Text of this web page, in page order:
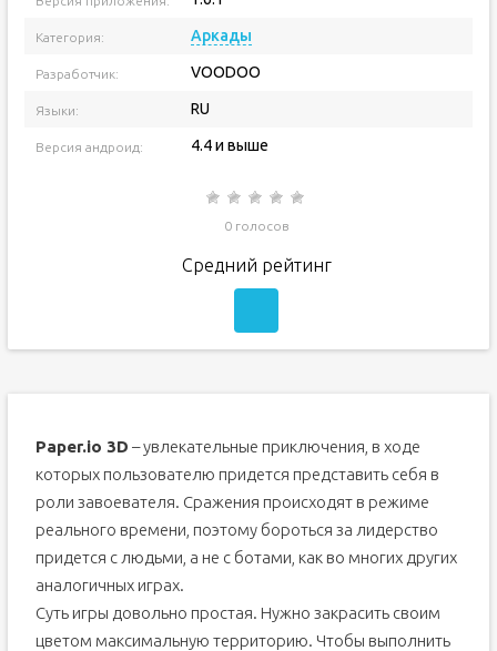
Категория: Аркады
Разработчик: VOODOO
Языки: RU
Версия андроид: 4.4 и выше
0 голосов
Средний рейтинг
Paper.io 3D – увлекательные приключения, в ходе
которых пользователю придется представить себя в
роли завоевателя. Сражения происходят в режиме
реального времени, поэтому бороться за лидерство
придется с людьми, а не с ботами, как во многих других
аналогичных играх.
Суть игры довольно простая. Нужно закрасить своим
цветом максимальную территорию. Чтобы выполнить